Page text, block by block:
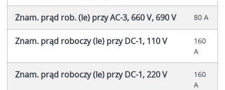
Znam. prąd rob. (Ie) przy AC-3, 660 V, 690 V 80 A
Znam. prąd roboczy (Ie) przy DC-1, 110 V
160
A
Znam. prąd roboczy (Ie) przy DC-1, 220 V
160
A